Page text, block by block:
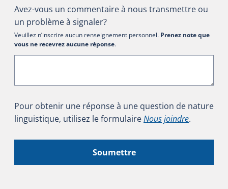
Avez-vous un commentaire à nous transmettre ou
un problème à signaler?
Veuillez n’inscrire aucun renseignement personnel. Prenez note que
vous ne recevrez aucune réponse.
Pour obtenir une réponse à une question de nature
linguistique, utilisez le formulaireNous joindre.
Soumettre